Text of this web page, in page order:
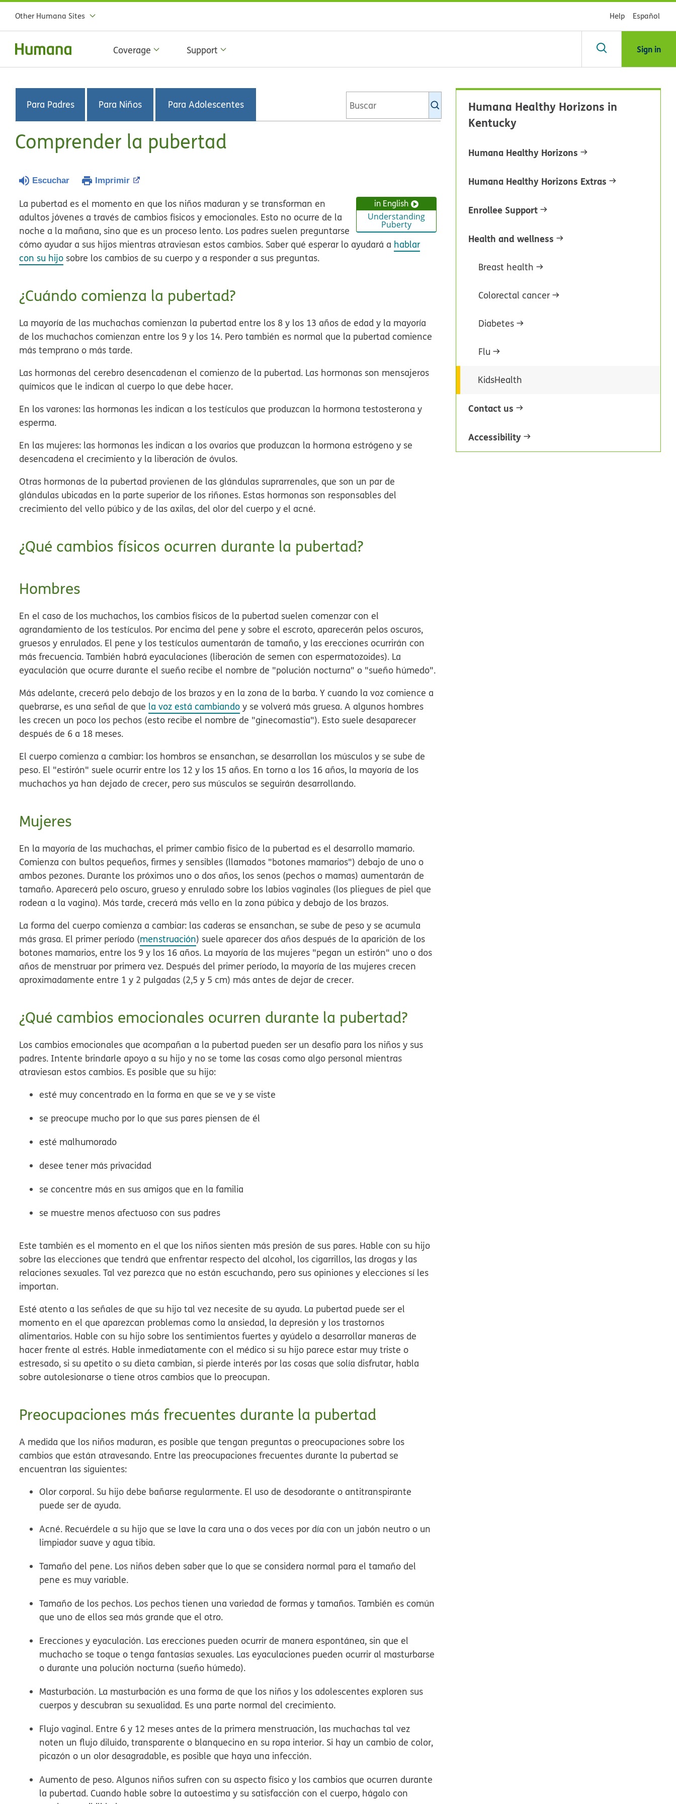
Other Humana Sites Help Español
Coverage Support Sign in
Para Padres Para Niños Para Adolescentes
KidsHealth
Comprender la pubertad
Escuchar Imprimir
in English
Understanding
Puberty
La pubertad es el momento en que los niños maduran y se transforman en
adultos jóvenes a través de cambios físicos y emocionales. Esto no ocurre de la
noche a la mañana, sino que es un proceso lento. Los padres suelen preguntarse
cómo ayudar a sus hijos mientras atraviesan estos cambios. Saber qué esperar lo ayudará a hablar
con su hijo sobre los cambios de su cuerpo y a responder a sus preguntas.
¿Cuándo comienza la pubertad?
La mayoría de las muchachas comienzan la pubertad entre los 8 y los 13 años de edad y la mayoría
de los muchachos comienzan entre los 9 y los 14. Pero también es normal que la pubertad comience
más temprano o más tarde.
Las hormonas del cerebro desencadenan el comienzo de la pubertad. Las hormonas son mensajeros
químicos que le indican al cuerpo lo que debe hacer.
En los varones: las hormonas les indican a los testículos que produzcan la hormona testosterona y
esperma.
En las mujeres: las hormonas les indican a los ovarios que produzcan la hormona estrógeno y se
desencadena el crecimiento y la liberación de óvulos.
Otras hormonas de la pubertad provienen de las glándulas suprarrenales, que son un par de
glándulas ubicadas en la parte superior de los riñones. Estas hormonas son responsables del
crecimiento del vello púbico y de las axilas, del olor del cuerpo y el acné.
¿Qué cambios físicos ocurren durante la pubertad?
Hombres
En el caso de los muchachos, los cambios físicos de la pubertad suelen comenzar con el
agrandamiento de los testículos. Por encima del pene y sobre el escroto, aparecerán pelos oscuros,
gruesos y enrulados. El pene y los testículos aumentarán de tamaño, y las erecciones ocurrirán con
más frecuencia. También habrá eyaculaciones (liberación de semen con espermatozoides). La
eyaculación que ocurre durante el sueño recibe el nombre de "polución nocturna" o "sueño húmedo".
Más adelante, crecerá pelo debajo de los brazos y en la zona de la barba. Y cuando la voz comience a
quebrarse, es una señal de que la voz está cambiando y se volverá más gruesa. A algunos hombres
les crecen un poco los pechos (esto recibe el nombre de "ginecomastia"). Esto suele desaparecer
después de 6 a 18 meses.
El cuerpo comienza a cambiar: los hombros se ensanchan, se desarrollan los músculos y se sube de
peso. El "estirón" suele ocurrir entre los 12 y los 15 años. En torno a los 16 años, la mayoría de los
muchachos ya han dejado de crecer, pero sus músculos se seguirán desarrollando.
Mujeres
En la mayoría de las muchachas, el primer cambio físico de la pubertad es el desarrollo mamario.
Comienza con bultos pequeños, firmes y sensibles (llamados "botones mamarios") debajo de uno o
ambos pezones. Durante los próximos uno o dos años, los senos (pechos o mamas) aumentarán de
tamaño. Aparecerá pelo oscuro, grueso y enrulado sobre los labios vaginales (los pliegues de piel que
rodean a la vagina). Más tarde, crecerá más vello en la zona púbica y debajo de los brazos.
La forma del cuerpo comienza a cambiar: las caderas se ensanchan, se sube de peso y se acumula
más grasa. El primer período (menstruación) suele aparecer dos años después de la aparición de los
botones mamarios, entre los 9 y los 16 años. La mayoría de las mujeres "pegan un estirón" uno o dos
años de menstruar por primera vez. Después del primer período, la mayoría de las mujeres crecen
aproximadamente entre 1 y 2 pulgadas (2,5 y 5 cm) más antes de dejar de crecer.
¿Qué cambios emocionales ocurren durante la pubertad?
Los cambios emocionales que acompañan a la pubertad pueden ser un desafío para los niños y sus
padres. Intente brindarle apoyo a su hijo y no se tome las cosas como algo personal mientras
atraviesan estos cambios. Es posible que su hijo:
esté muy concentrado en la forma en que se ve y se viste
se preocupe mucho por lo que sus pares piensen de él
esté malhumorado
desee tener más privacidad
se concentre más en sus amigos que en la familia
se muestre menos afectuoso con sus padres
Este también es el momento en el que los niños sienten más presión de sus pares. Hable con su hijo
sobre las elecciones que tendrá que enfrentar respecto del alcohol, los cigarrillos, las drogas y las
relaciones sexuales. Tal vez parezca que no están escuchando, pero sus opiniones y elecciones sí les
importan.
Esté atento a las señales de que su hijo tal vez necesite de su ayuda. La pubertad puede ser el
momento en el que aparezcan problemas como la ansiedad, la depresión y los trastornos
alimentarios. Hable con su hijo sobre los sentimientos fuertes y ayúdelo a desarrollar maneras de
hacer frente al estrés. Hable inmediatamente con el médico si su hijo parece estar muy triste o
estresado, si su apetito o su dieta cambian, si pierde interés por las cosas que solía disfrutar, habla
sobre autolesionarse o tiene otros cambios que lo preocupan.
Preocupaciones más frecuentes durante la pubertad
A medida que los niños maduran, es posible que tengan preguntas o preocupaciones sobre los
cambios que están atravesando. Entre las preocupaciones frecuentes durante la pubertad se
encuentran las siguientes:
Olor corporal. Su hijo debe bañarse regularmente. El uso de desodorante o antitranspirante
puede ser de ayuda.
Acné. Recuérdele a su hijo que se lave la cara una o dos veces por día con un jabón neutro o un
limpiador suave y agua tibia.
Tamaño del pene. Los niños deben saber que lo que se considera normal para el tamaño del
pene es muy variable.
Tamaño de los pechos. Los pechos tienen una variedad de formas y tamaños. También es común
que uno de ellos sea más grande que el otro.
Erecciones y eyaculación. Las erecciones pueden ocurrir de manera espontánea, sin que el
muchacho se toque o tenga fantasías sexuales. Las eyaculaciones pueden ocurrir al masturbarse
o durante una polución nocturna (sueño húmedo).
Masturbación. La masturbación es una forma de que los niños y los adolescentes exploren sus
cuerpos y descubran su sexualidad. Es una parte normal del crecimiento.
Flujo vaginal. Entre 6 y 12 meses antes de la primera menstruación, las muchachas tal vez
noten un flujo diluido, transparente o blanquecino en su ropa interior. Si hay un cambio de color,
picazón o un olor desagradable, es posible que haya una infección.
Aumento de peso.Algunos niños sufren con su aspecto físico y los cambios que ocurren durante
la pubertad. Cuando hable sobre la autoestima y su satisfacción con el cuerpo, hágalo con
Humana Healthy Horizons in
Kentucky
Humana Healthy Horizons
Humana Healthy Horizons Extras
Enrollee Support
Health and wellness
Breast health
Colorectal cancer
Diabetes
Flu
KidsHealth
Contact us
Accessibility